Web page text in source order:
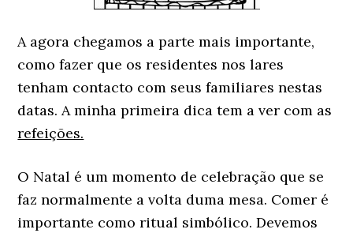
A agora chegamos a parte mais importante,
como fazer que os residentes nos lares
tenham contacto com seus familiares nestas
datas. A minha primeira dica tem a ver com as
refeições.
O Natal é um momento de celebração que se
faz normalmente a volta duma mesa. Comer é
importante como ritual simbólico. Devemos